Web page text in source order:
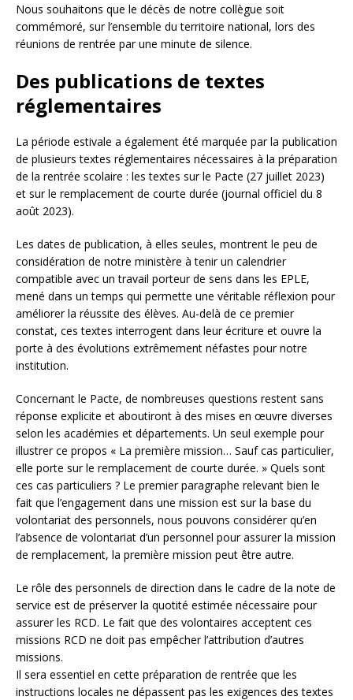
Nous souhaitons que le décès de notre collègue soit
commémoré, sur l’ensemble du territoire national, lors des
réunions de rentrée par une minute de silence.
Des publications de textes
réglementaires
La période estivale a également été marquée par la publication
de plusieurs textes réglementaires nécessaires à la préparation
de la rentrée scolaire : les textes sur le Pacte (27 juillet 2023)
et sur le remplacement de courte durée (journal officiel du 8
août 2023).
Les dates de publication, à elles seules, montrent le peu de
considération de notre ministère à tenir un calendrier
compatible avec un travail porteur de sens dans les EPLE,
mené dans un temps qui permette une véritable réflexion pour
améliorer la réussite des élèves. Au-delà de ce premier
constat, ces textes interrogent dans leur écriture et ouvre la
porte à des évolutions extrêmement néfastes pour notre
institution.
Concernant le Pacte, de nombreuses questions restent sans
réponse explicite et aboutiront à des mises en œuvre diverses
selon les académies et départements. Un seul exemple pour
illustrer ce propos « La première mission… Sauf cas particulier,
elle porte sur le remplacement de courte durée. » Quels sont
ces cas particuliers ? Le premier paragraphe relevant bien le
fait que l’engagement dans une mission est sur la base du
volontariat des personnels, nous pouvons considérer qu’en
l’absence de volontariat d’un personnel pour assurer la mission
de remplacement, la première mission peut être autre.
Le rôle des personnels de direction dans le cadre de la note de
service est de préserver la quotité estimée nécessaire pour
assurer les RCD. Le fait que des volontaires acceptent ces
missions RCD ne doit pas empêcher l’attribution d’autres
missions.
Il sera essentiel en cette préparation de rentrée que les
instructions locales ne dépassent pas les exigences des textes